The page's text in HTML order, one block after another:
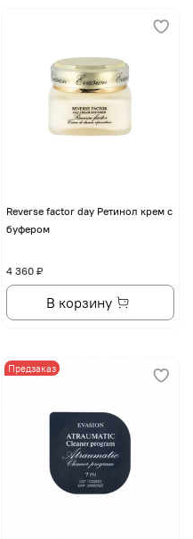
Reverse factor day Ретинол крем с
буфером
4 360 ₽
В корзину
Предзаказ